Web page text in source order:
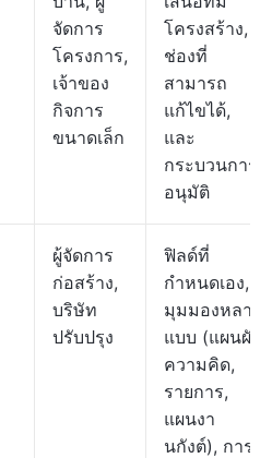
จัดการ
โครงการ,
เจ้าของ
กิจการ
ขนาดเล็ก
โครงสร้าง,
ช่องที่
สามารถ
แก้ไขได้,
และ
กระบวนการ
อนุมัติ
ผู้จัดการ
ก่อสร้าง,
บริษัท
ปรับปรุง
ฟิลด์ที่
กำหนดเอง,
มุมมองหลาย
แบบ (แผนผัง
ความคิด,
รายการ,
แผนงา
นกังต์), การ